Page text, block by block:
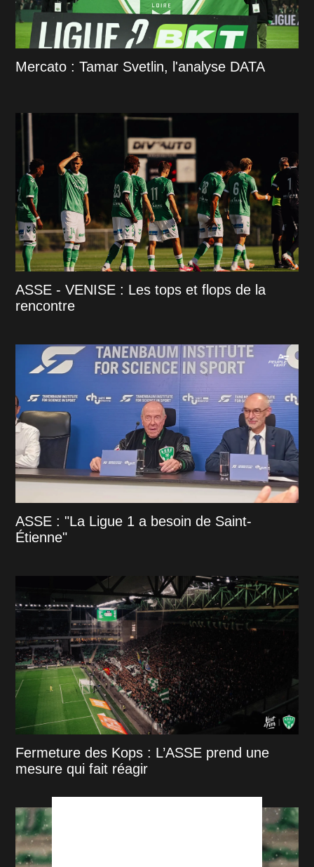
Mercato : Tamar Svetlin, l'analyse DATA
ASSE - VENISE : Les tops et flops de la
rencontre
ASSE : "La Ligue 1 a besoin de Saint-
Étienne"
Fermeture des Kops : L’ASSE prend une
mesure qui fait réagir